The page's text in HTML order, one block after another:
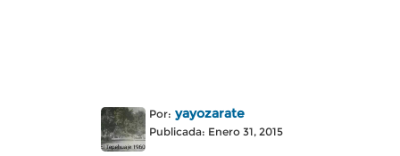
Por: yayozarate
Publicada: Enero 31, 2015